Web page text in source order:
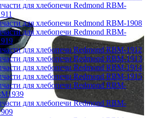
для хлебопечи Redmond RBM-
для хлебопечи Redmond RBM-1908
для хлебопечи Redmond RBM-
для хлебопечи Redmond RBM-1912
для хлебопечи Redmond RBM-1913
для хлебопечи Redmond RBM-1914
для хлебопечи Redmond RBM-1915
для хлебопечи Redmond RBM-
для хлебопечи Redmond RBM-